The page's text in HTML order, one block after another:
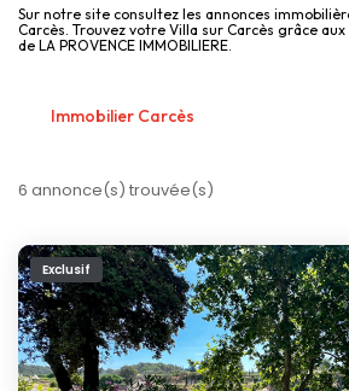
Qui Sommes-Nous
Créer une alerte
Sur notre site consultez les annonces
Carcès. Trouvez votre Villa sur Carcès grâce
de LA PROVENCE IMMOBILIERE.
Immobilier Carcès
6 annonce(s) trouvée(s)
Exclusif